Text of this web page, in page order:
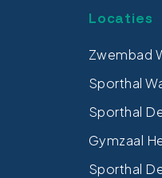
Locaties
Zwembad
Sporthal
Sporthal
Gymzaal
Sporthal